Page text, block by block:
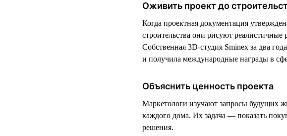
Оживить проект до
Когда проектная документация
строительства они рисуют
Собственная 3D-студия Sminex за два
и получила международные награды в
Объяснить ценность проекта
Маркетологи изучают запросы будущих
каждого дома. Их задача — показать
решения.